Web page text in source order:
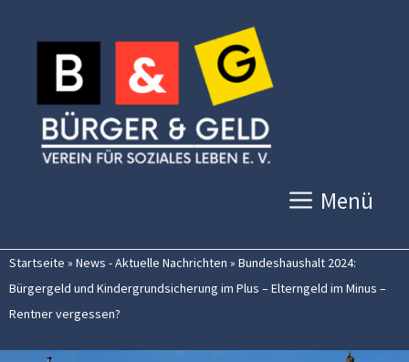
Inhalt
springen
Menü
Startseite » News - Aktuelle Nachrichten » Bundeshaushalt 2024:
Bürgergeld und Kindergrundsicherung im Plus – Elterngeld im Minus –
Rentner vergessen?